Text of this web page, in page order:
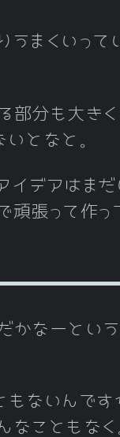
うまくいって
部分も大き
となと。
イデアはまだ
頑張って作っ
かなーとい
もないんです
なこともなく